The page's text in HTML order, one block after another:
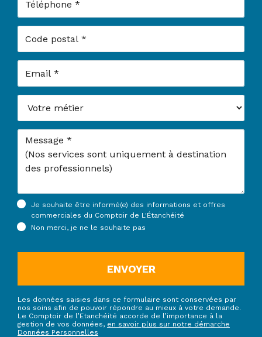
Message
Je souhaite être informé(e) des informations et offres
commerciales du Comptoir de L'Étanchéité
Non merci, je ne le souhaite pas
ENVOYER
Les données saisies dans ce formulaire sont conservées par
nos soins afin de pouvoir répondre au mieux à votre demande.
Le Comptoir de l’Etanchéité accorde de l’importance à la
gestion de vos données, en savoir plus sur notre démarche
Données Personnelles